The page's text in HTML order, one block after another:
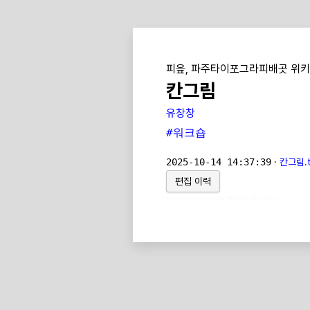
피읖, 파주타이포그라피배곳 위키
칸그림
유창창
#워크숍
2025-10-14 14:37:39 · 칸그림
편집 이력